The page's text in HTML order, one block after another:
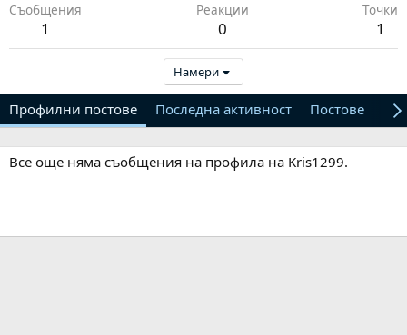
Съобщения
1
Реакции
0
Точки
1
Намери
Профилни постове Последна активност Постове
Все още няма съобщения на профила на Kris1299.